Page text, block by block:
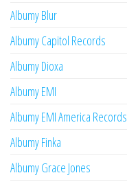
Albumy Blur
Albumy Capitol Records
Albumy Dioxa
Albumy EMI
Albumy EMI America Records
Albumy Finka
Albumy Grace Jones